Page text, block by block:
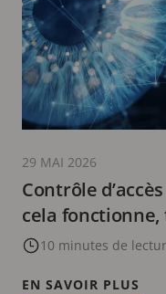
Contrôle
cela fonctionne,
risques
10 minutes de
29 MAI 2026
EN SAVOIR PLUS